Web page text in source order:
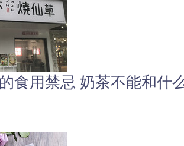
食用禁忌 奶茶不能和什